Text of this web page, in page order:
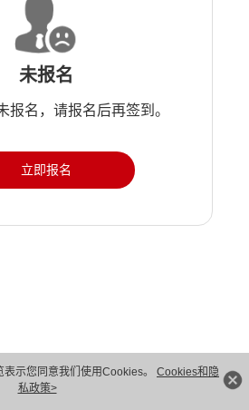
示您同意我们使用Cookies。 Cookies和隐
私政策>
未报名
报名，请报名后再签到。
立即报名
1998-2026。 保留一切权利。粤A2-20044005号
隐私保护
法律声明